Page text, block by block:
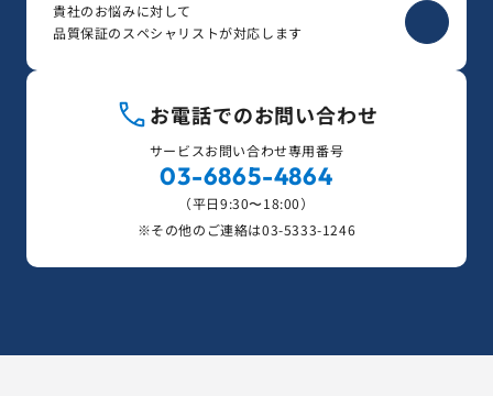
貴社のお悩みに対して
品質保証のスペシャリストが対応します
お電話でのお問い合わせ
サービスお問い合わせ専用番号
03-6865-4864
（平日9:30〜18:00）
※その他のご連絡は03-5333-1246